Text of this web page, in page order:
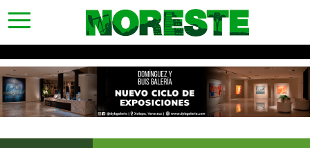
toggle
navigation